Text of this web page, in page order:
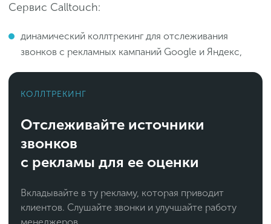
Сервис Calltouch:
динамический коллтрекинг для отслеживания
звонков с рекламных кампаний Google и Яндекс,
КОЛЛТРЕКИНГ
Отслеживайте источники
звонков
с рекламы для ее оценки
Вкладывайте в ту рекламу, которая приводит
клиентов. Слушайте звонки и улучшайте работу